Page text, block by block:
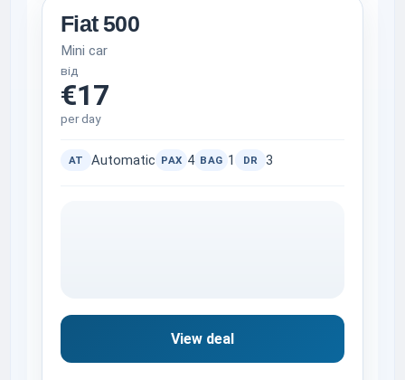
Fiat 500
Mini car
від
€17
per day
AT Automatic PAX 4 BAG 1 DR 3
View deal